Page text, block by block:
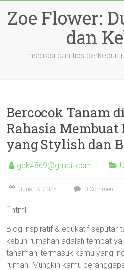
content
Zoe Flower:
dan
Inspirasi dan tips berkebun
Bercocok Tanam
Rahasia
yang Stylish dan
gek4869@gmail.com
June 18, 2025 0 Comment
“`html
Blog inspiratif & edukatif seputar
kebun rumahan adalah tempat
tanaman, termasuk kamu yang
rumah. Mungkin kamu